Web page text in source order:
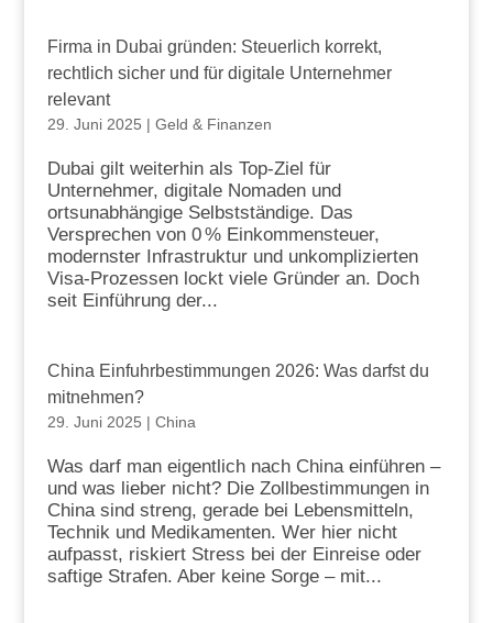
Firma in Dubai gründen: Steuerlich korrekt,
rechtlich sicher und für digitale Unternehmer
relevant
29. Juni 2025 | Geld & Finanzen
Dubai gilt weiterhin als Top-Ziel für
Unternehmer, digitale Nomaden und
ortsunabhängige Selbstständige. Das
Versprechen von 0 % Einkommensteuer,
modernster Infrastruktur und unkomplizierten
Visa-Prozessen lockt viele Gründer an. Doch
seit Einführung der...
China Einfuhrbestimmungen 2026: Was darfst du
mitnehmen?
29. Juni 2025 | China
Was darf man eigentlich nach China einführen –
und was lieber nicht? Die Zollbestimmungen in
China sind streng, gerade bei Lebensmitteln,
Technik und Medikamenten. Wer hier nicht
aufpasst, riskiert Stress bei der Einreise oder
saftige Strafen. Aber keine Sorge – mit...